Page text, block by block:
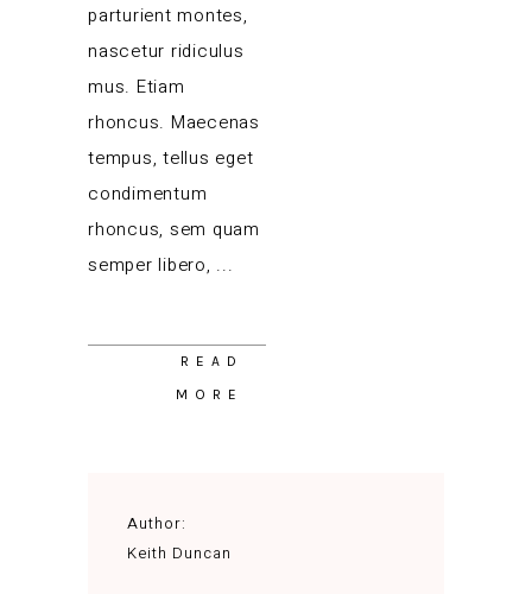
parturient montes,
nascetur ridiculus
mus. Etiam
rhoncus. Maecenas
tempus, tellus eget
condimentum
rhoncus, sem quam
semper libero,
READ
MORE
Author:
Keith Duncan